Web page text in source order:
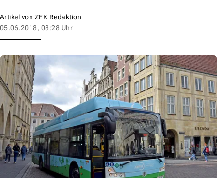
Artikel von ZFK Redaktion
05.06.2018, 08:28 Uhr